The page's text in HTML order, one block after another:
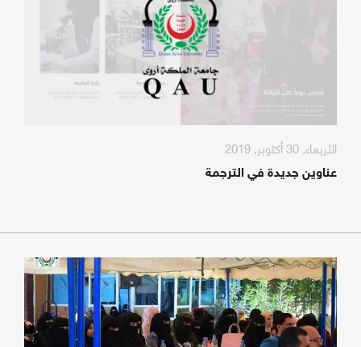
الأربعاء, 30 أكتوبر, 2019
عناوين جديدة في الترجمة